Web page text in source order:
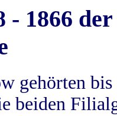
- 1866
gehörten
beiden